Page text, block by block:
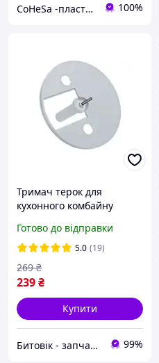
CoHeSa -пластикові запчастини до побутової техніки,автомобілів та ін.3D друк та ливарне виробництво 100%
Тримач терок для
кухонного комбайну
Готово до відправки
5.0 (19)
239₴
269 ₴
Купити
Битовік - запчастини для побутової техніки 99%